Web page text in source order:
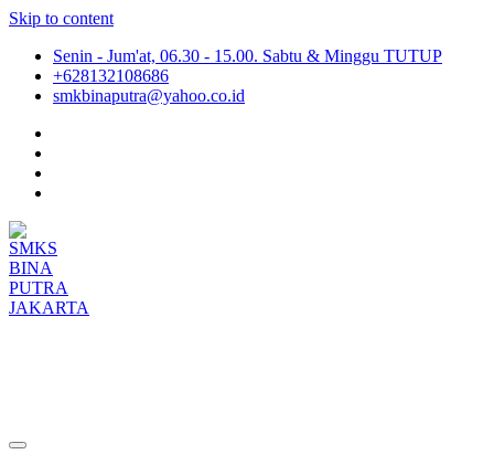
Skip to content
Senin - Jum'at, 06.30 - 15.00. Sabtu & Minggu TUTUP
+628132108686
smkbinaputra@yahoo.co.id